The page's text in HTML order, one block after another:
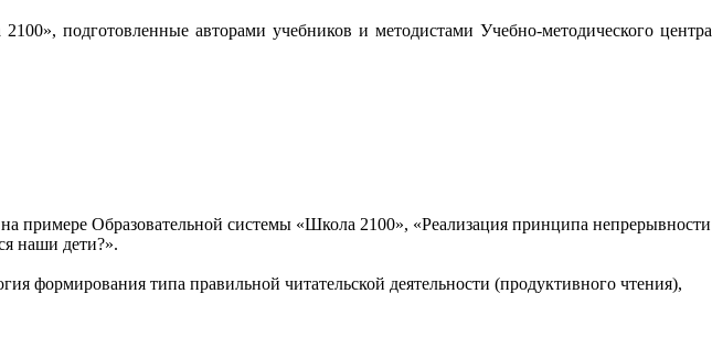
подготовленные авторами учебников и методистами Учебно-методического центра
примере Образовательной системы «Школа 2100», «Реализация принципа непрерывности
наши дети?».
формирования типа правильной читательской деятельности (продуктивного чтения),